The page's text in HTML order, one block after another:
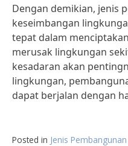
Dengan demikian, jenis
keseimbangan
tepat dalam
merusak lingkungan
kesadaran akan
lingkungan,
dapat berjalan dengan
Posted in Jenis Pembangunan